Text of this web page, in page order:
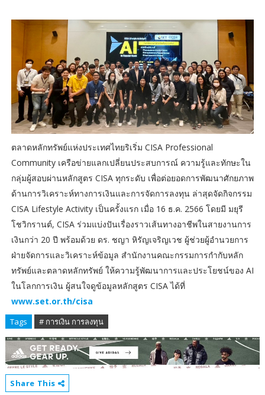
ตลาดหลักทรัพย์แห่งประเทศไทยริเริ่ม CISA Professional
Community เครือข่ายแลกเปลี่ยนประสบการณ์ ความรู้และทักษะใน
กลุ่มผู้สอบผ่านหลักสูตร CISA ทุกระดับ เพื่อต่อยอดการพัฒนาศักยภาพ
ด้านการวิเคราะห์ทางการเงินและการจัดการลงทุน ล่าสุดจัดกิจกรรม
CISA Lifestyle Activity เป็นครั้งแรก เมื่อ 16 ธ.ค. 2566 โดยมี มยุรี
โชวิกรานต์, CISA ร่วมแบ่งปันเรื่องราวเส้นทางอาชีพในสายงานการ
เงินกว่า 20 ปี พร้อมด้วย ดร. ชญา หิรัญเจริญเวช ผู้ช่วยผู้อำนวยการ
ฝ่ายจัดการและวิเคราะห์ข้อมูล สำนักงานคณะกรรมการกำกับหลัก
ทรัพย์และตลาดหลักทรัพย์ ให้ความรู้พัฒนาการและประโยชน์ของ AI
ในโลกการเงิน ผู้สนใจดูข้อมูลหลักสูตร CISA ได้ที่
www.set.or.th/cisa
Tags # การเงิน การลงทุน
Share This